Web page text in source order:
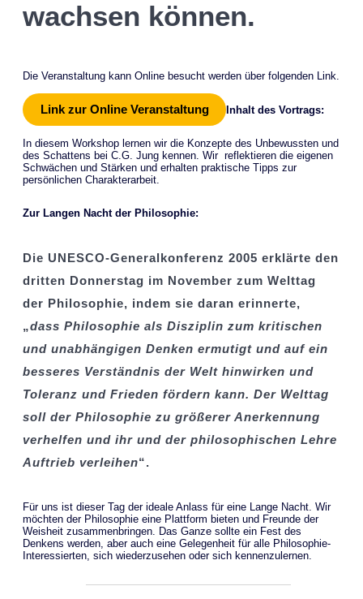
wachsen können.
Die Veranstaltung kann Online besucht werden über folgenden Link.
Link zur Online Veranstaltung Inhalt des Vortrags:
In diesem Workshop lernen wir die Konzepte des Unbewussten und
des Schattens bei C.G. Jung kennen. Wir reflektieren die eigenen
Schwächen und Stärken und erhalten praktische Tipps zur
persönlichen Charakterarbeit.
Zur Langen Nacht der Philosophie:
Die UNESCO-Generalkonferenz 2005 erklärte den
dritten Donnerstag im November zum Welttag
der Philosophie, indem sie daran erinnerte,
„dass Philosophie als Disziplin zum kritischen
und unabhängigen Denken ermutigt und auf ein
besseres Verständnis der Welt hinwirken und
Toleranz und Frieden fördern kann. Der Welttag
soll der Philosophie zu größerer Anerkennung
verhelfen und ihr und der philosophischen Lehre
Auftrieb verleihen“.
Für uns ist dieser Tag der ideale Anlass für eine Lange Nacht. Wir
möchten der Philosophie eine Plattform bieten und Freunde der
Weisheit zusammenbringen. Das Ganze sollte ein Fest des
Denkens werden, aber auch eine Gelegenheit für alle Philosophie-
Interessierten, sich wiederzusehen oder sich kennenzulernen.